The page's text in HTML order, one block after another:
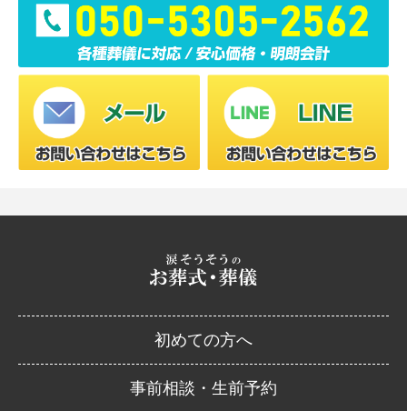
初めての方へ
事前相談・生前予約